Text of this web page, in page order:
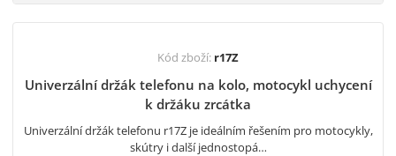
Kód zboží: r17Z
Univerzální držák telefonu na kolo, motocykl uchycení
k držáku zrcátka
Univerzální držák telefonu r17Z je ideálním řešením pro motocykly,
skútry i další jednostopá…